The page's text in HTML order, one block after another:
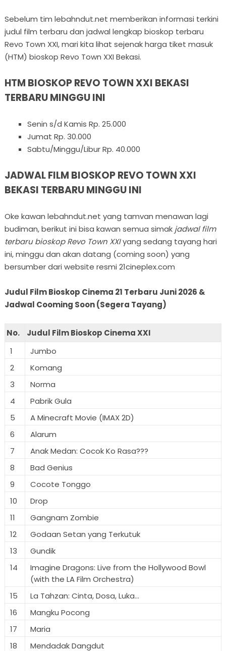
Sebelum tim lebahndut.net memberikan informasi terkini
judul film terbaru dan jadwal lengkap bioskop terbaru
Revo Town XXI, mari kita lihat sejenak harga tiket masuk
(HTM) bioskop Revo Town XXI Bekasi.
HTM BIOSKOP REVO TOWN XXI BEKASI
TERBARU MINGGU INI
Senin s/d Kamis Rp. 25.000
Jumat Rp. 30.000
Sabtu/Minggu/Libur Rp. 40.000
JADWAL FILM BIOSKOP REVO TOWN XXI
BEKASI TERBARU MINGGU INI
Oke kawan lebahndut.net yang tamvan menawan lagi
budiman, berikut ini bisa kawan semua simak jadwal film
terbaru bioskop Revo Town XXIyang sedang tayang hari
ini, minggu dan akan datang (coming soon) yang
bersumber dari website resmi 21cineplex.com
Judul Film Bioskop Cinema 21 Terbaru Juni 2026 &
Jadwal Cooming Soon (Segera Tayang)
No.
Judul Film Bioskop Cinema XXI
1
Jumbo
2
Komang
3
Norma
4
Pabrik Gula
5
A Minecraft Movie (IMAX 2D)
6
Alarum
7
Anak Medan: Cocok Ko Rasa???
8
Bad Genius
9
Cocote Tonggo
10
Drop
11
Gangnam Zombie
12
Godaan Setan yang Terkutuk
13
Gundik
14
Imagine Dragons: Live from the Hollywood Bowl
(with the LA Film Orchestra)
15
La Tahzan: Cinta, Dosa, Luka...
16
Mangku Pocong
17
Maria
18
Mendadak Dangdut